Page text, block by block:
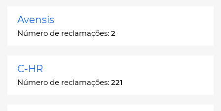
Avensis
Número de reclamações: 2
C-HR
Número de reclamações: 221